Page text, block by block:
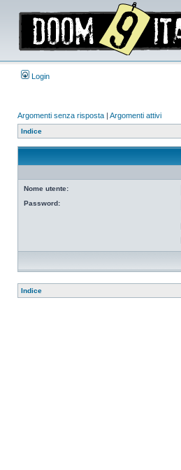
Login
Argomenti senza risposta | Argomenti attivi
Indice
Nome utente:
Password:
Indice